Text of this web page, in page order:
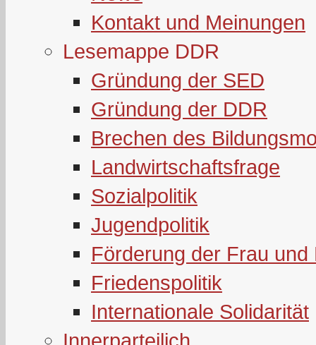
Kontakt und Meinungen
Lesemappe DDR
Gründung der SED
Gründung der DDR
Brechen des
Landwirtschaftsfrage
Sozialpolitik
Jugendpolitik
Förderung der Frau und
Friedenspolitik
Internationale Solidarität